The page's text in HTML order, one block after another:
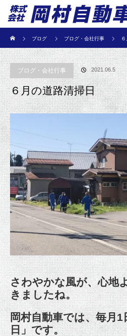
ブログ
ブログ・会社行事
ブログ・会社行事 2021.06.5
６月の道路清掃日
さわやかな風が、心地
きましたね。
岡村自動車では、毎月
日」です。